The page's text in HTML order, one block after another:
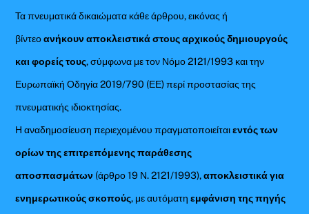
Τα πνευματικά δικαιώματα κάθε άρθρου, εικόνας ή
βίντεοανήκουν αποκλειστικά στους αρχικούς δημιουργούς
και φορείς τους, σύμφωνα με τον Νόμο 2121/1993 και την
Ευρωπαϊκή Οδηγία 2019/790 (ΕΕ) περί προστασίας της
πνευματικής ιδιοκτησίας.
Η αναδημοσίευση περιεχομένου πραγματοποιείταιεντός των
ορίων της επιτρεπόμενης παράθεσης
αποσπασμάτων (άρθρο 19 Ν. 2121/1993),αποκλειστικά για
ενημερωτικούς σκοπούς, με αυτόματηεμφάνιση της πηγής